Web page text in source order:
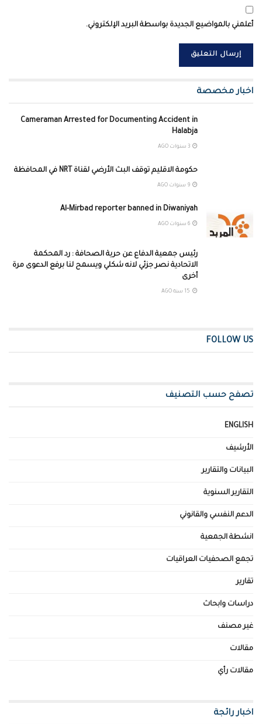
أعلمني بالمواضيع الجديدة بواسطة البريد الإلكتروني.
اخبار مخصصة
Cameraman Arrested for Documenting Accident in
Halabja
حكومة الاقليم توقف البث الأرضي لقناة NRT في المحافظة
Al-Mirbad reporter banned in Diwaniyah
رئيس جمعية الدفاع عن حرية الصحافة : رد المحكمة
الاتحادية نصر جزئي لانه شكلي ويسمح لنا برفع الدعوى مرة
أخرى
FOLLOW US
تصفح حسب التصنيف
ENGLISH
الأرشيف
البيانات والتقارير
التقارير السنوية
الدعم النفسي والقانوني
انشطة الجمعية
تجمع الصحفيات العراقيات
تقارير
دراسات وابحاث
غير مصنف
مقالات
مقالات رأي
اخبار رائجة